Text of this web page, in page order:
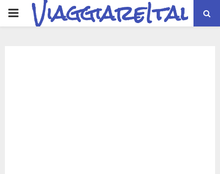
PRIMARYViaggiareItalia